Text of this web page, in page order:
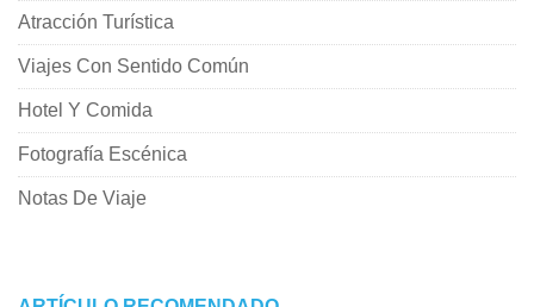
Atracción Turística
Viajes Con Sentido Común
Hotel Y Comida
Fotografía Escénica
Notas De Viaje